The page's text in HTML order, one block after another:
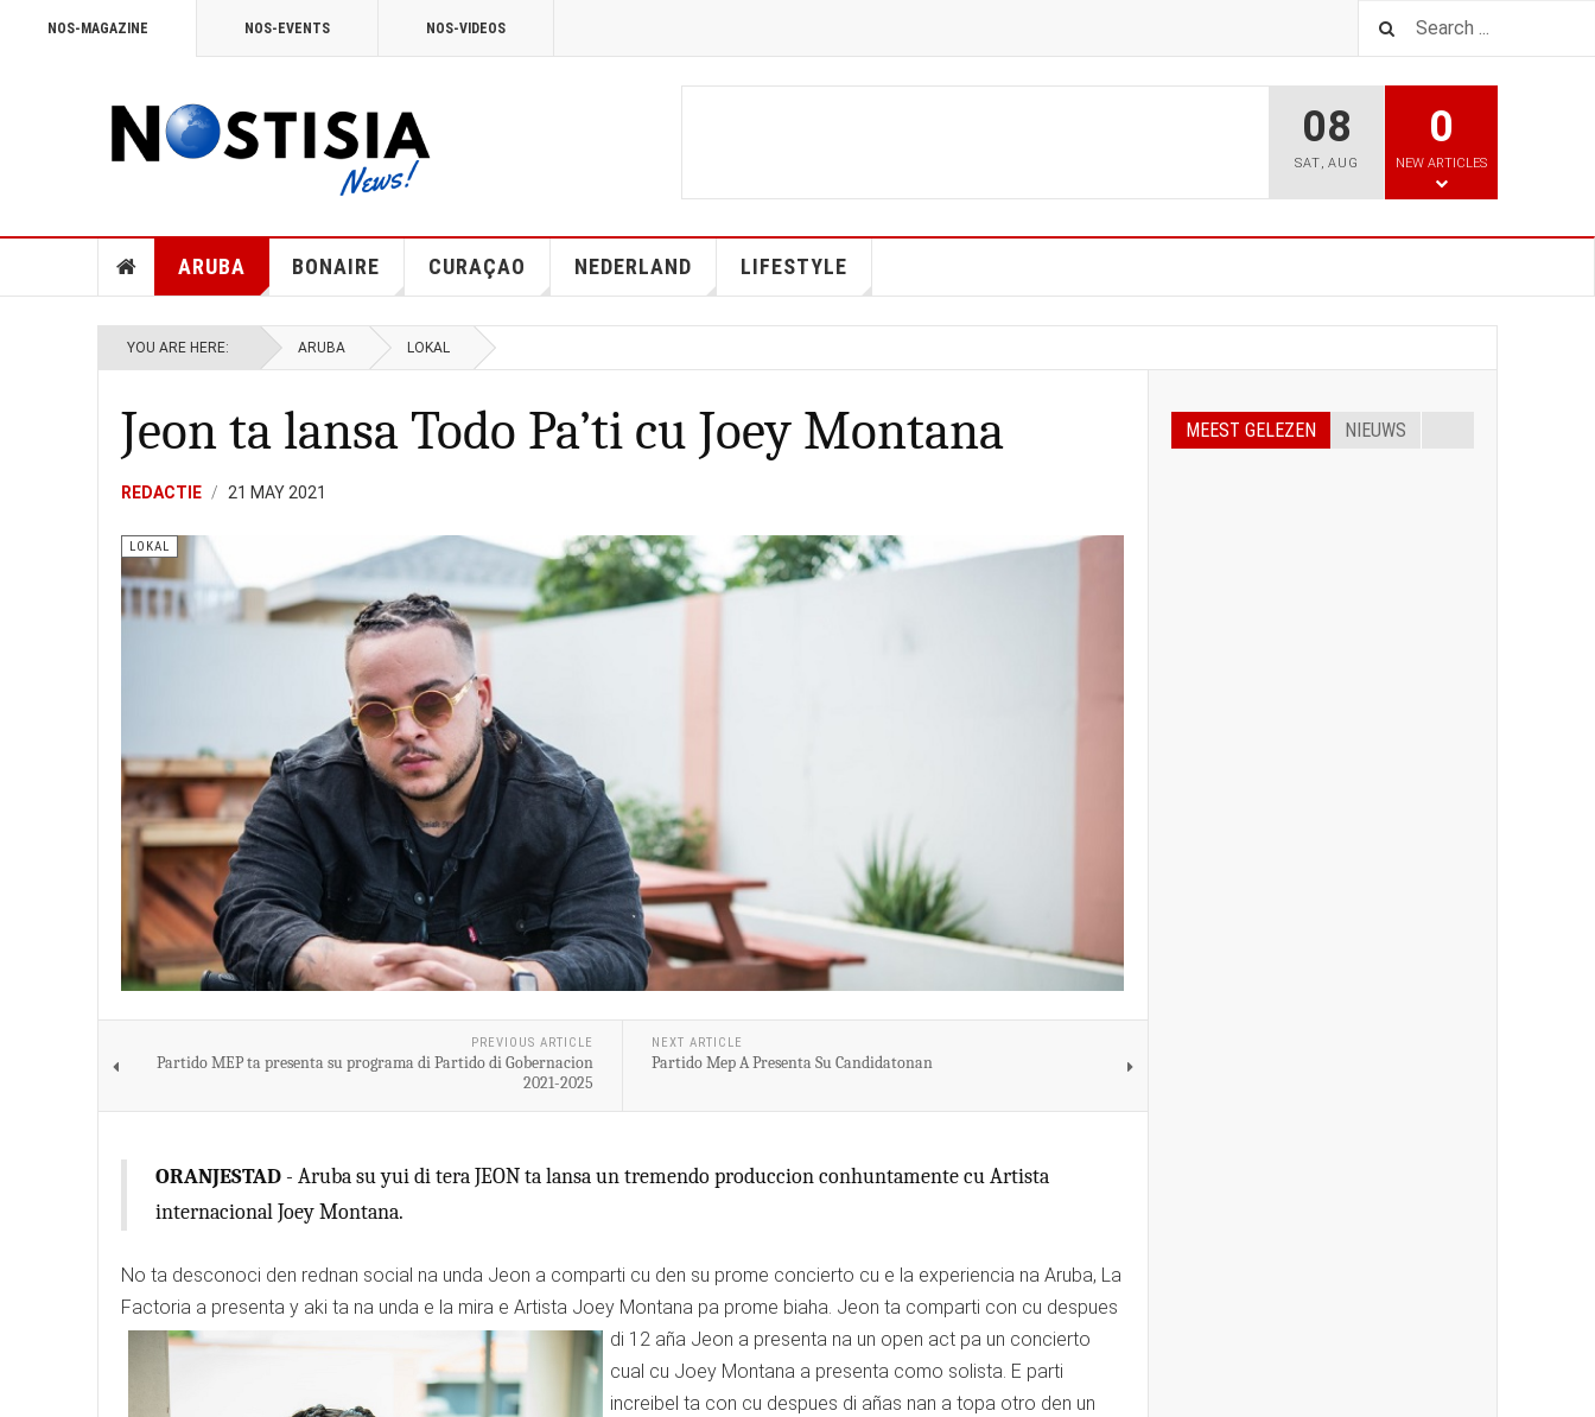
NOS-MAGAZINE NOS-EVENTS NOS-VIDEOS
08
SAT, AUG
0
NEW ARTICLES
ARUBA BONAIRE CURAÇAO NEDERLAND LIFESTYLE
YOU ARE HERE: ARUBA LOKAL
Jeon ta lansa Todo Pa’ti cu Joey Montana
REDACTIE 21 MAY 2021
LOKAL
PREVIOUS ARTICLE
Partido MEP ta presenta su programa di Partido di Gobernacion
2021-2025
NEXT ARTICLE
Partido Mep A Presenta Su Candidatonan
ORANJESTAD - Aruba su yui di tera JEON ta lansa un tremendo produccion conhuntamente cu Artista
internacional Joey Montana.
No ta desconoci den rednan social na unda Jeon a comparti cu den su prome concierto cu e la experiencia na Aruba, La
Factoria a presenta y aki ta na unda e la mira e Artista Joey Montana pa prome biaha. Jeon ta comparti con cu despues
di 12 aña Jeon a presenta na un open act pa un concierto
cual cu Joey Montana a presenta como solista. E parti
increibel ta con cu despues di añas nan a topa otro den un
MEEST GELEZEN NIEUWS